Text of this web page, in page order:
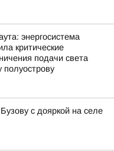
энергосистема
критические
подачи света
полуострову
с дояркой на селе